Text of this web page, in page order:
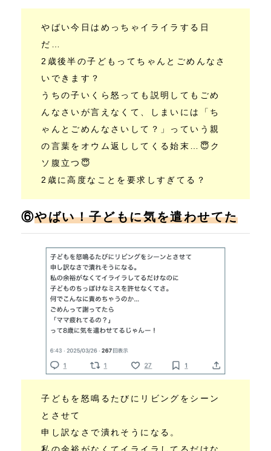
やばい今日はめっちゃイライラする日
だ…
2歳後半の子どもってちゃんとごめんなさ
いできます？
うちの子いくら怒っても説明してもごめ
んなさいが言えなくて、しまいには「ち
ゃんとごめんなさいして？」っていう親
の言葉をオウム返ししてくる始末…😇ク
ソ腹立つ😇
2歳に高度なことを要求しすぎてる？
⑥やばい！子どもに気を遣わせてた
子どもを怒鳴るたびにリビングをシーン
とさせて
申し訳なさで潰れそうになる。